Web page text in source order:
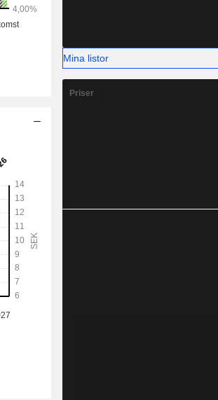
Mina listor
Priser